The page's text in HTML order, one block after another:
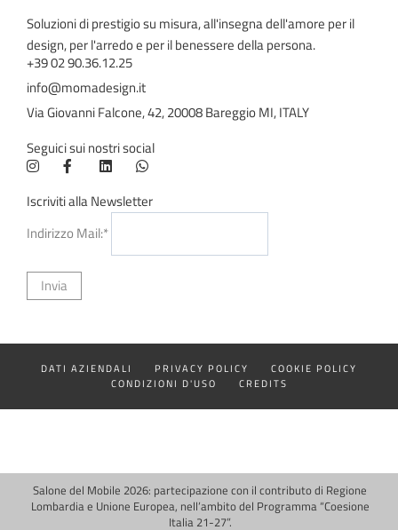
Soluzioni di prestigio su misura, all'insegna dell'amore per il
design, per l'arredo e per il benessere della persona.
+39 02 90.36.12.25
info@momadesign.it
Via Giovanni Falcone, 42, 20008 Bareggio MI, ITALY
Seguici sui nostri social
Iscriviti alla Newsletter
Indirizzo Mail:*
DATI AZIENDALI PRIVACY POLICY
COOKIE POLICY
CONDIZIONI D'USO
CREDITS
Salone del Mobile 2026: partecipazione con il contributo di Regione
Lombardia e Unione Europea, nell’ambito del Programma “Coesione
Italia 21-27”.